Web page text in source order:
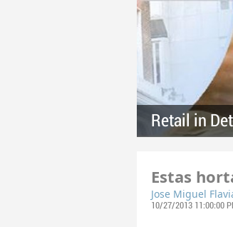
Retail in
Estas
Jose Miguel
10/27/2013 11:00:00